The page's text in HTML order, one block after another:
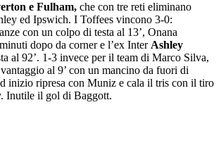
e Fulham, che con tre reti eliminano
ed Ipswich. I Toffees vincono 3-0:
con un colpo di testa al 13’, Onana
dopo da corner e l’ex Inter Ashley
al 92’. 1-3 invece per il team di Marco Silva,
al 9’ con un mancino da fuori di
inizio ripresa con Muniz e cala il tris con il tiro
Inutile il gol di Baggott.